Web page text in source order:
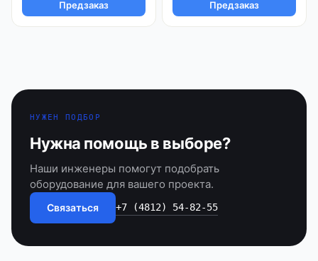
Предзаказ Предзаказ
НУЖЕН ПОДБОР
Нужна помощь в выборе?
Наши инженеры помогут подобрать
оборудование для вашего проекта.
Связаться +7 (4812) 54-82-55